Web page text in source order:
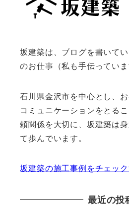
坂建築は、ブログを書いて
のお仕事（私も手伝っていま
石川県金沢市を中心とし、
コミュニケーションをとる
頼関係を大切に、坂建築は
て歩んでいます。
坂建築の施工事例をチェッ
最近の投